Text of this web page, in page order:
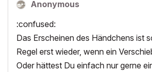
Anonymous
:confused:
Das Erscheinen des Händchens ist
Regel erst wieder, wenn ein
Oder hättest Du einfach nur gerne